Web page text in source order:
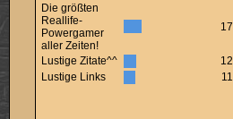
Die größten
Reallife-
Powergamer
aller Zeiten!
Lustige Zitate^^
Lustige Links